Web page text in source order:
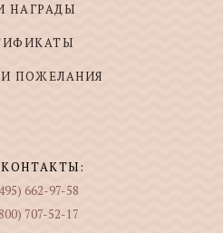
НАГРАДЫ
ПОЖЕЛАНИЯ
662-97-58
707-52-17